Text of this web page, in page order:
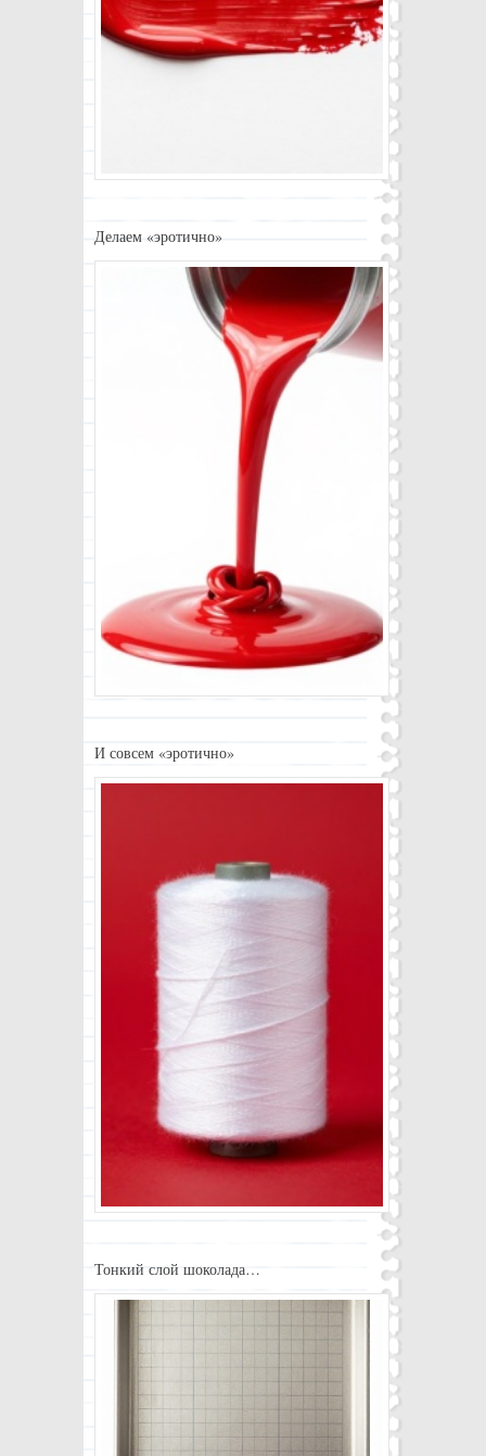
Делаем «эротично»
И совсем «эротично»
Тонкий слой шоколада…